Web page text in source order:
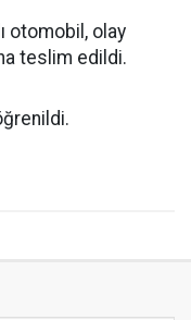
otomobil, olay
teslim edildi.